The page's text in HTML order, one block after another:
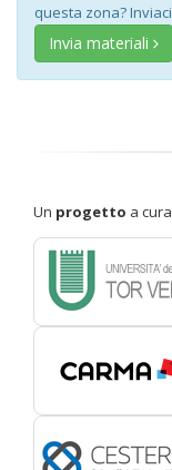
questa zona?
Invia materiali
Un progetto a